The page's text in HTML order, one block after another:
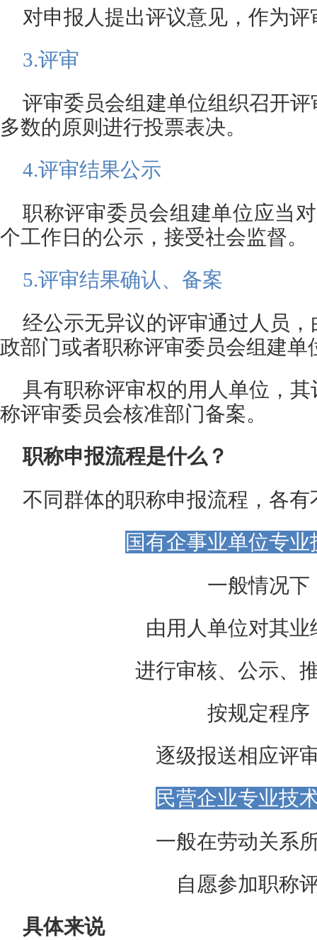
对申报人提出评议意见，作为
3.评审
评审委员会组建单位组织召开
多数的原则进行投票表决。
4.评审结果公示
职称评审委员会组建单位应当
个工作日的公示，接受社会监督。
5.评审结果确认、备案
经公示无异议的评审通过人员
政部门或者职称评审委员会组建单
具有职称评审权的用人单位，
称评审委员会核准部门备案。
职称申报流程是什么？
不同群体的职称申报流程， 各有
国有企事业单位专业
一般情况下
由用人单位对其业
进行审核、公示、
按规定程序
逐级报送相应评
民营企业专业技
一般在劳动关系
自愿参加职称
具体来说